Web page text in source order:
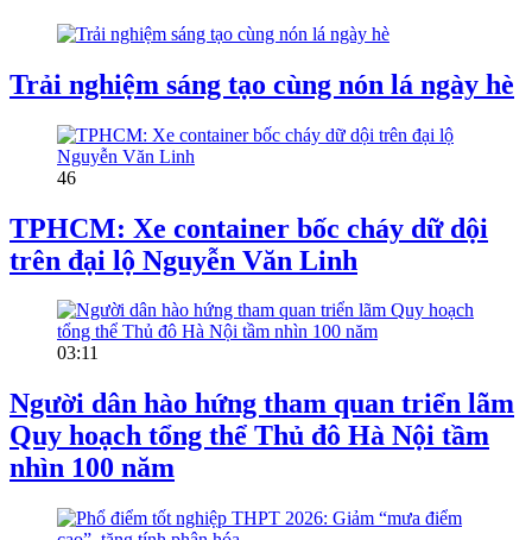
Trải nghiệm sáng tạo cùng nón lá ngày hè
46
TPHCM: Xe container bốc cháy dữ dội
trên đại lộ Nguyễn Văn Linh
03:11
Người dân hào hứng tham quan triển lãm
Quy hoạch tổng thể Thủ đô Hà Nội tầm
nhìn 100 năm